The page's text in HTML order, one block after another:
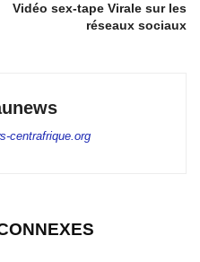
Vidéo sex-tape Virale sur les
réseaux sociaux
centrafrique.org